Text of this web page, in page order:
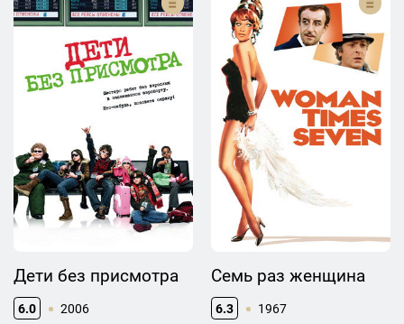
Дети без присмотра
6.0 2006
Семь раз женщина
6.3 1967